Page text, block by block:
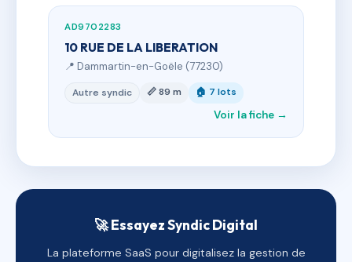
AD9702283
10 RUE DE LA LIBERATION
📍 Dammartin-en-Goële (77230)
Autre syndic 📏 89 m 🏠 7 lots
Voir la fiche →
🚀 Essayez Syndic Digital
La plateforme SaaS pour digitalisez la gestion de